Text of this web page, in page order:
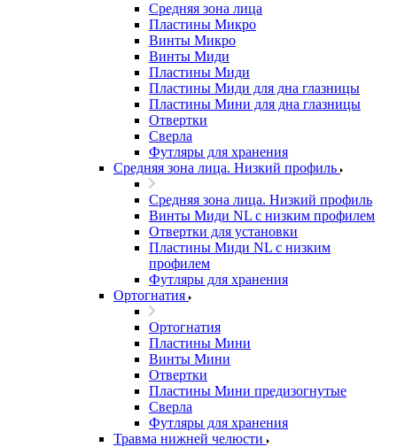
Средняя зона лица
Пластины Микро
Винты Микро
Винты Миди
Пластины Миди
Пластины Миди для дна глазницы
Пластины Мини для дна глазницы
Отвертки
Сверла
Футляры для хранения
Средняя зона лица. Низкий профиль
Средняя зона лица. Низкий профиль
Винты Миди NL с низким профилем
Отвертки для установки
Пластины Миди NL с низким
профилем
Футляры для хранения
Ортогнатия
Ортогнатия
Пластины Мини
Винты Мини
Отвертки
Пластины Мини предизогнутые
Сверла
Футляры для хранения
Травма нижней челюсти